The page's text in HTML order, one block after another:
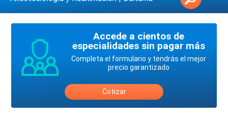
Accede a cientos de
especialidades sin pagar más
Completa el formulario y tendrás el mejor
precio garantizado
Cotizar